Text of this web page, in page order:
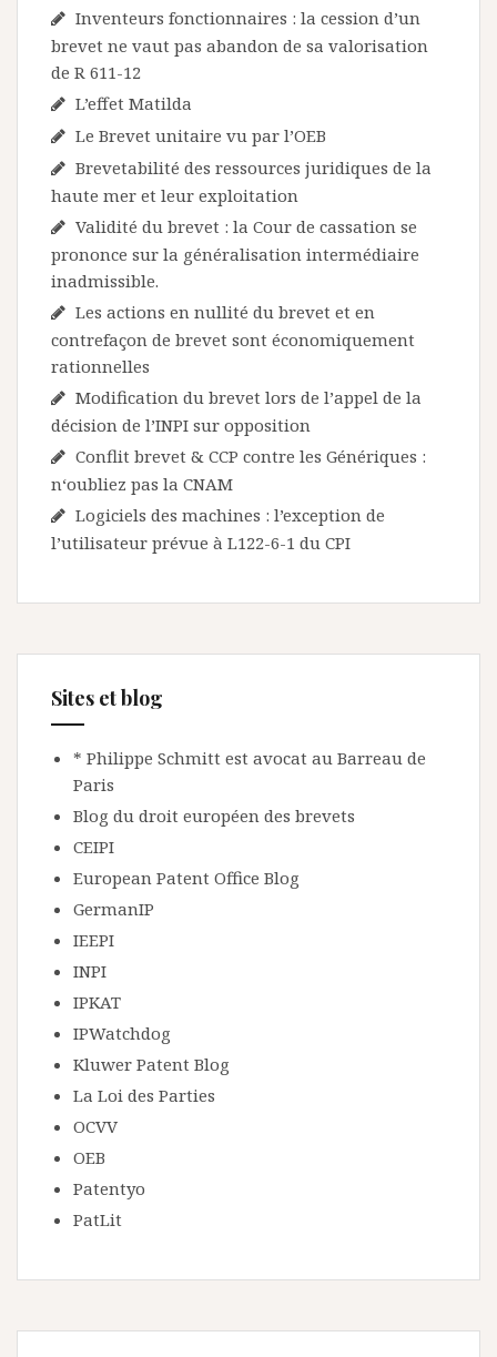
Inventeurs fonctionnaires : la cession d’un
brevet ne vaut pas abandon de sa valorisation
de R 611-12
L’effet Matilda
Le Brevet unitaire vu par l’OEB
Brevetabilité des ressources juridiques de la
haute mer et leur exploitation
Validité du brevet : la Cour de cassation se
prononce sur la généralisation intermédiaire
inadmissible.
Les actions en nullité du brevet et en
contrefaçon de brevet sont économiquement
rationnelles
Modification du brevet lors de l’appel de la
décision de l’INPI sur opposition
Conflit brevet & CCP contre les Génériques :
n‘oubliez pas la CNAM
Logiciels des machines : l’exception de
l’utilisateur prévue à L122-6-1 du CPI
Sites et blog
* Philippe Schmitt est avocat au Barreau de
Paris
Blog du droit européen des brevets
CEIPI
European Patent Office Blog
GermanIP
IEEPI
INPI
IPKAT
IPWatchdog
Kluwer Patent Blog
La Loi des Parties
OCVV
OEB
Patentyo
PatLit